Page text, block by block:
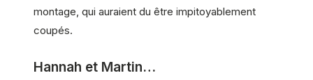
montage, qui auraient du être impitoyablement
coupés.
Hannah et Martin…